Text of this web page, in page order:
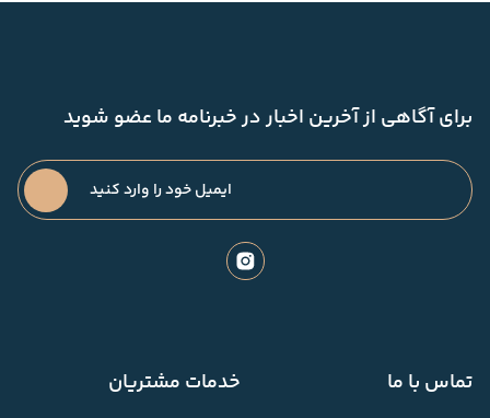
برای آگاهی از آخرین اخبار در خبرنامه ما عضو شوید
تماس با ما خدمات مشتریان